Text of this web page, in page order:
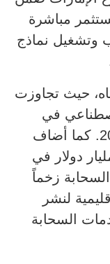
مباشرة
وتشغيل نماذج
حيث تجاوزت
في
الإمارات 543 مليار درهم في 2025. كما أضاف
مايكروسوفت بمبلغ 15.2 مليار دولار في
زخماً
لنشر
السحابة